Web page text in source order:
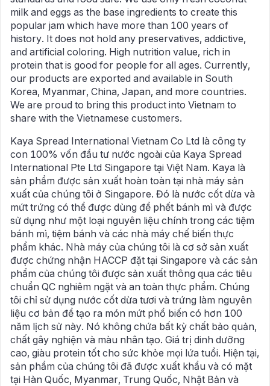
milk and eggs as the base ingredients to create this
popular jam which have more than 100 years of
history. It does not hold any preservatives, addictive,
and artificial coloring. High nutrition value, rich in
protein that is good for people for all ages. Currently,
our products are exported and available in South
Korea, Myanmar, China, Japan, and more countries.
We are proud to bring this product into Vietnam to
share with the Vietnamese customers.
Kaya Spread International Vietnam Co Ltd là công ty
con 100% vốn đầu tư nước ngoài của Kaya Spread
International Pte Ltd Singapore tại Việt Nam. Kaya là
sản phẩm được sản xuất hoàn toàn tại nhà máy sản
xuất của chúng tôi ở Singapore. Đó là nước cốt dừa và
mứt trứng có thể được dùng để phết bánh mì và được
sử dụng như một loại nguyên liệu chính trong các tiệm
bánh mì, tiệm bánh và các nhà máy chế biến thực
phẩm khác. Nhà máy của chúng tôi là cơ sở sản xuất
được chứng nhận HACCP đặt tại Singapore và các sản
phẩm của chúng tôi được sản xuất thông qua các tiêu
chuẩn QC nghiêm ngặt và an toàn thực phẩm. Chúng
tôi chỉ sử dụng nước cốt dừa tươi và trứng làm nguyên
liệu cơ bản để tạo ra món mứt phổ biến có hơn 100
năm lịch sử này. Nó không chứa bất kỳ chất bảo quản,
chất gây nghiện và màu nhân tạo. Giá trị dinh dưỡng
cao, giàu protein tốt cho sức khỏe mọi lứa tuổi. Hiện tại,
sản phẩm của chúng tôi đã được xuất khẩu và có mặt
tại Hàn Quốc, Myanmar, Trung Quốc, Nhật Bản và